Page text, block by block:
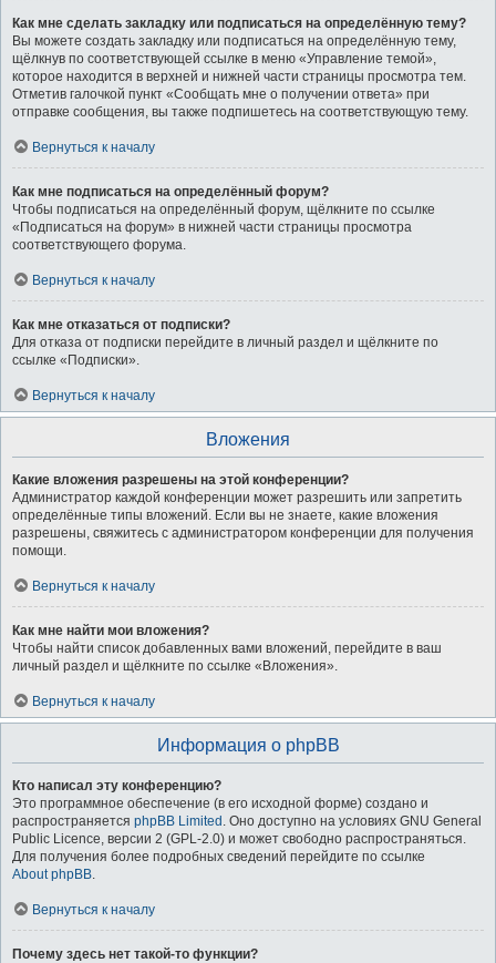
Как мне сделать закладку или подписаться на определённую тему?
Вы можете создать закладку или подписаться на определённую тему,
щёлкнув по соответствующей ссылке в меню «Управление темой»,
которое находится в верхней и нижней части страницы просмотра тем.
Отметив галочкой пункт «Сообщать мне о получении ответа» при
отправке сообщения, вы также подпишетесь на соответствующую тему.
Вернуться к началу
Как мне подписаться на определённый форум?
Чтобы подписаться на определённый форум, щёлкните по ссылке
«Подписаться на форум» в нижней части страницы просмотра
соответствующего форума.
Вернуться к началу
Как мне отказаться от подписки?
Для отказа от подписки перейдите в личный раздел и щёлкните по
ссылке «Подписки».
Вернуться к началу
Вложения
Какие вложения разрешены на этой конференции?
Администратор каждой конференции может разрешить или запретить
определённые типы вложений. Если вы не знаете, какие вложения
разрешены, свяжитесь с администратором конференции для получения
помощи.
Вернуться к началу
Как мне найти мои вложения?
Чтобы найти список добавленных вами вложений, перейдите в ваш
личный раздел и щёлкните по ссылке «Вложения».
Вернуться к началу
Информация о phpBB
Кто написал эту конференцию?
Это программное обеспечение (в его исходной форме) создано и
распространяется phpBB Limited . Оно доступно на условиях GNU General
Public Licence, версии 2 (GPL-2.0) и может свободно распространяться.
Для получения более подробных сведений перейдите по ссылке
About phpBB.
Вернуться к началу
Почему здесь нет такой-то функции?